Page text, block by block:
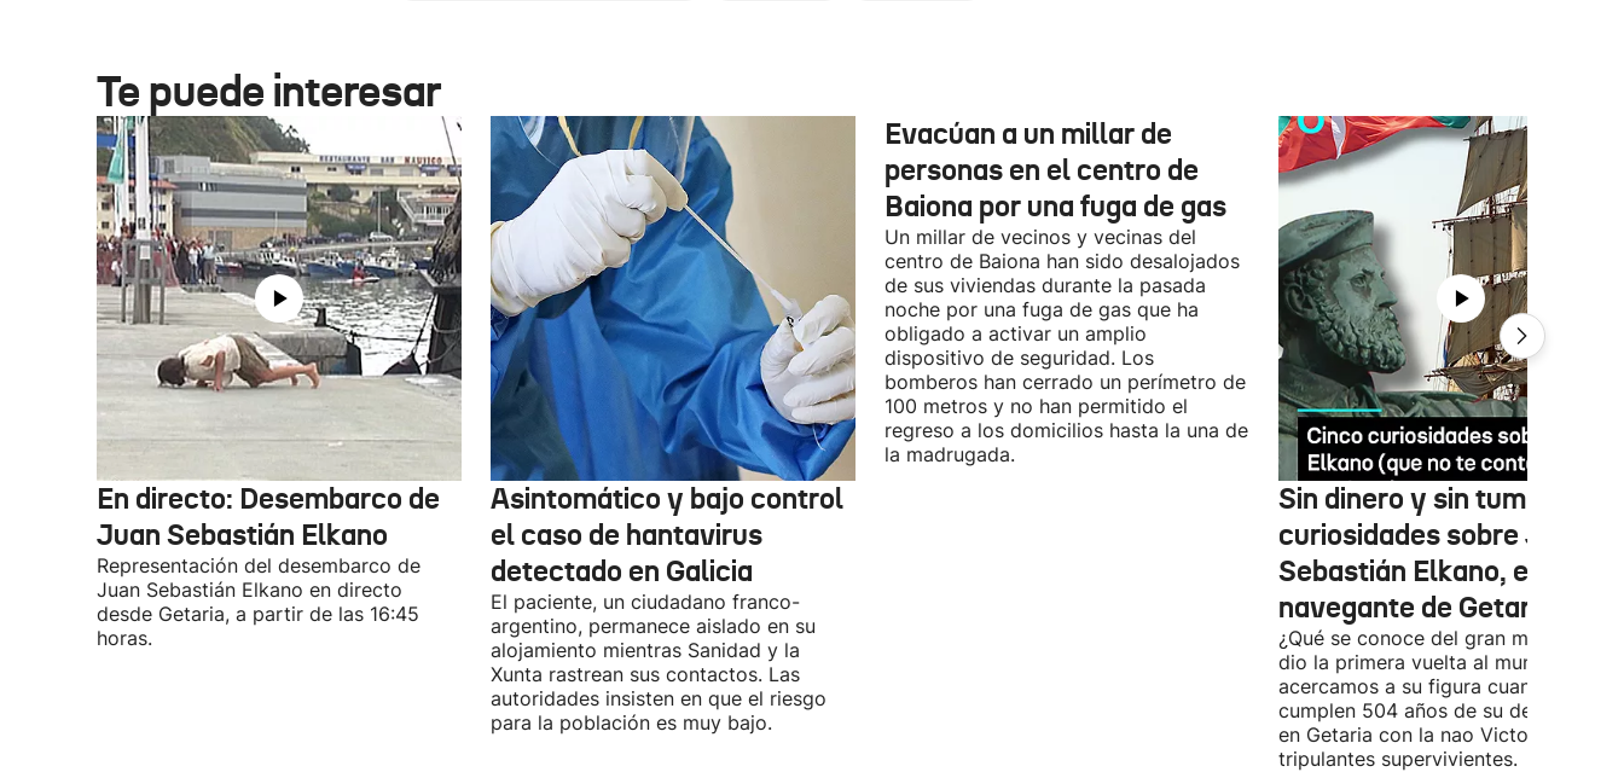
Te puede interesar
En directo: Desembarco de
Juan Sebastián Elkano
Representación del desembarco de
Juan Sebastián Elkano en directo
desde Getaria, a partir de las 16:45
horas.
Asintomático y bajo control
el caso de hantavirus
detectado en Galicia
El paciente, un ciudadano franco-
argentino, permanece aislado en su
alojamiento mientras Sanidad y la
Xunta rastrean sus contactos. Las
autoridades insisten en que el riesgo
para la población es muy bajo.
Evacúan a un millar de
personas en el centro de
Baiona por una fuga de gas
Un millar de vecinos y vecinas del
centro de Baiona han sido desalojados
de sus viviendas durante la pasada
noche por una fuga de gas que ha
obligado a activar un amplio
dispositivo de seguridad. Los
bomberos han cerrado un perímetro de
100 metros y no han permitido el
regreso a los domicilios hasta la una de
la madrugada.
Sin dinero y sin tumba:
curiosidades sobre Juan
Sebastián Elkano, el gran
navegante de Getaria
¿Qué se conoce del gran marino que
dio la primera vuelta al mundo? Nos
acercamos a su figura cuando se
cumplen 504 años de su desembarco
en Getaria con la nao Victoria y sus
tripulantes supervivientes.